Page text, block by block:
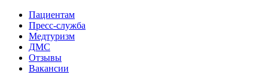
Пациентам
Пресс-служба
Медтуризм
ДМС
Отзывы
Вакансии